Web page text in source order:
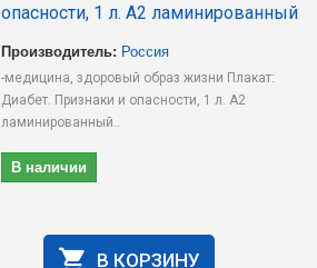
опасности, 1 л. А2 ламинированный
Производитель: Россия
-медицина, здоровый образ жизни Плакат:
Диабет. Признаки и опасности, 1 л. А2
ламинированный..
В наличии
В КОРЗИНУ